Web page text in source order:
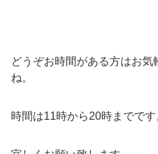
どうぞお時間がある方はお
ね。
時間は11時から20時までです